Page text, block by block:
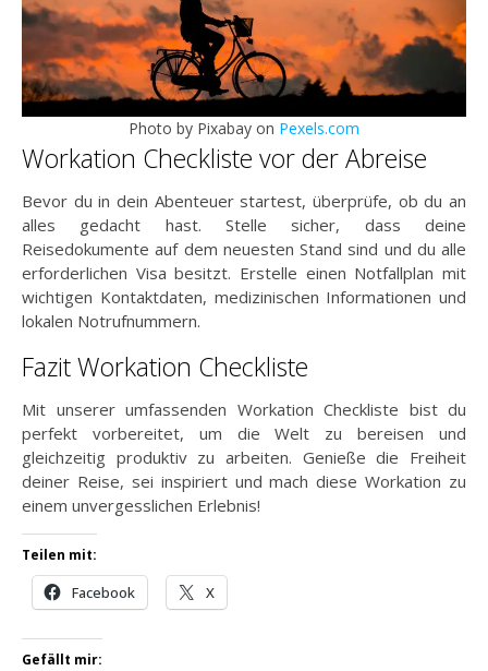
Photo by Pixabay on Pexels.com
Workation Checkliste vor der Abreise
Bevor du in dein Abenteuer startest, überprüfe, ob du an
alles gedacht hast. Stelle sicher, dass deine
Reisedokumente auf dem neuesten Stand sind und du alle
erforderlichen Visa besitzt. Erstelle einen Notfallplan mit
wichtigen Kontaktdaten, medizinischen Informationen und
lokalen Notrufnummern.
Fazit Workation Checkliste
Mit unserer umfassenden Workation Checkliste bist du
perfekt vorbereitet, um die Welt zu bereisen und
gleichzeitig produktiv zu arbeiten. Genieße die Freiheit
deiner Reise, sei inspiriert und mach diese Workation zu
einem unvergesslichen Erlebnis!
Teilen mit:
Facebook X
Gefällt mir: